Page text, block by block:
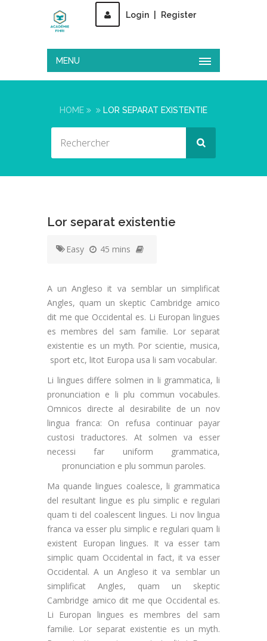
Login Register
MENU
HOME LOR SEPARAT EXISTENTIE
Lor separat existentie
Easy 45 mins
A un Angleso it va semblar un simplificat
Angles, quam un skeptic Cambridge amico
dit me que Occidental es. Li Europan lingues
es membres del sam familie. Lor separat
existentie es un myth. Por scientie, musica,
sport etc, litot Europa usa li sam vocabular.
Li lingues differe solmen in li grammatica, li
pronunciation e li plu commun vocabules.
Omnicos directe al desirabilite de un nov
lingua franca: On refusa continuar payar
custosi traductores. At solmen va esser
necessi far uniform grammatica,
pronunciation e plu sommun paroles.
Ma quande lingues coalesce, li grammatica
del resultant lingue es plu simplic e regulari
quam ti del coalescent lingues. Li nov lingua
franca va esser plu simplic e regulari quam li
existent Europan lingues. It va esser tam
simplic quam Occidental in fact, it va esser
Occidental. A un Angleso it va semblar un
simplificat Angles, quam un skeptic
Cambridge amico dit me que Occidental es.
Li Europan lingues es membres del sam
familie. Lor separat existentie es un myth.